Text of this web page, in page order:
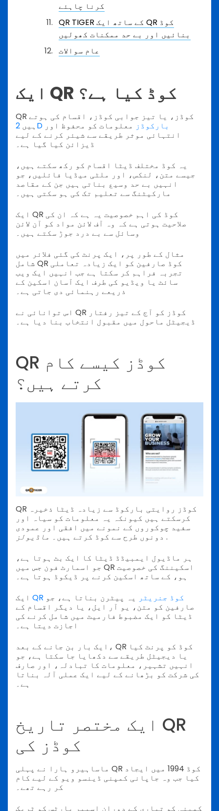
کرنا چاہئے
QR TIGER کے ساتھ ایک QR کوڈ
بنائیں اور بے حد ممکنات کھولیں
عام سوالات
ایک QR کوڈ کیا ہے؟
QR کوڈز، یا تیز جوابی کوڈز، اقسام کی ہوتے
ہیں
2D بارکوڈز معلومات کو محفوظ اور
انتہائی موثر طریقے سے شیئر کرنے کے لیے
ڈیزائن کیا گیا ہے۔
یہ کوڈ مختلف ڈیٹا اقسام کو رکھ سکتے ہیں،
جیسے متن، لنکس، اور ملٹی میڈیا فائلیں، جو
انہیں بے حد وسیع بناتی ہیں جن کے مقاصد
مارکیٹنگ سے تعلیم تک کی ہو سکتی ہیں۔
ایک QR کوڈ کی اہم خصوصیت یہ ہے کہ ان کی
صلاحیت ہوتی ہے کہ وہ آف لائن مواد کو آن لائن
وسائل سے بے درد جوڑ سکتے ہیں۔
مثال کے طور پر، ایک پرنٹ کی گئی فلائر میں
شامل QR کوڈ صارفین کو ایک زیادہ تعاملی
تجربہ فراہم کر سکتا ہے جب انہیں ایک ویب
سائٹ یا ویڈیو کی طرف ایک آسان اسکین کے
ذریعے رہنمائی دی جاتی ہے۔
اس توانائی نے QR کوڈز کو آج کے تیز رفتار
ڈیجیٹل ماحول میں مقبول انتخاب بنا دیا ہے۔
QR کوڈز کیسے کام
کرتے ہیں؟
QR کوڈز روایتی بارکوڈ سے زیادہ ڈیٹا ذخیرہ
کرسکتے ہیں کیونکہ یہ معلومات کو سیاہ اور
سفید چوکوروں کے نمونے میں افقی اور عمودی
دونوں طرح سے کوڈ کرتے ہیں۔ .
ہر ماڈیول ایمبیڈڈ ڈیٹا کا ایک بٹ ہوتا ہے،
جو اسمارٹ فون جس میں QR اسکیننگ کی خصوصیت
ہو، کے ساتھ اسکین کرنے پر ڈیکوڈ ہوتا ہے۔
QR کوڈ جنریٹر یہ پیٹرن بناتا ہے، جو
صارفین کو متن، یو آر ایل، یا دیگر اقسام کے
ڈیٹا کو ایک مضبوط فارمیٹ میں شامل کرنے کی
اجازت دیتا ہے۔
ایک بار بن جانے کے بعد، QR کوڈ کو پرنٹ کیا
یا دیجیٹل طریقے سے دکھایا جا سکتا ہے، جو
انہیں تشہیر، معلومات کا تبادلہ، اور صارف
کی شرکت کو بڑھانے کے لیے ایک عملی آلہ بناتا
ہے۔
ایک مختصر تاریخ QR
کوڈز کی
ماساہیرو ہارا نے پہلی QR کوڈ 1994 میں ایجاد
کیا جب وہ جاپانی کمپنی ڈینسو ویو کے لیے کام
کر رہے تھے۔
کمپنی کو تیاری کے دوران اسپیر پارٹس کو ٹریک